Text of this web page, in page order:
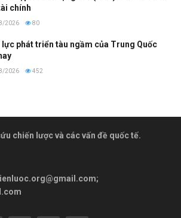
chính
2026 80
lực phát triển tàu ngầm của Trung Quốc
2026 452
chiến lược và các vấn đề quốc tế.
;